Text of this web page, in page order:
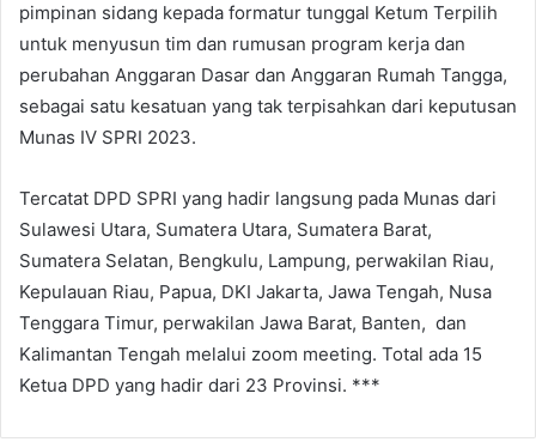
pimpinan sidang kepada formatur tunggal Ketum Terpilih
untuk menyusun tim dan rumusan program kerja dan
perubahan Anggaran Dasar dan Anggaran Rumah Tangga,
sebagai satu kesatuan yang tak terpisahkan dari keputusan
Munas IV SPRI 2023.
Tercatat DPD SPRI yang hadir langsung pada Munas dari
Sulawesi Utara, Sumatera Utara, Sumatera Barat,
Sumatera Selatan, Bengkulu, Lampung, perwakilan Riau,
Kepulauan Riau, Papua, DKI Jakarta, Jawa Tengah, Nusa
Tenggara Timur, perwakilan Jawa Barat, Banten, dan
Kalimantan Tengah melalui zoom meeting. Total ada 15
Ketua DPD yang hadir dari 23 Provinsi. ***